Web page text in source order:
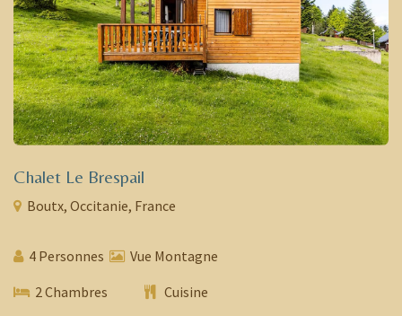
Chalet Le Brespail
Boutx, Occitanie, France
4 Personnes
Vue Montagne
2 Chambres
​ Cuisine